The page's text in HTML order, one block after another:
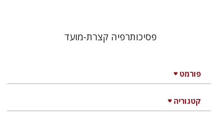
פורמט
קטגוריה
פסיכותרפיה קצרת-מועד